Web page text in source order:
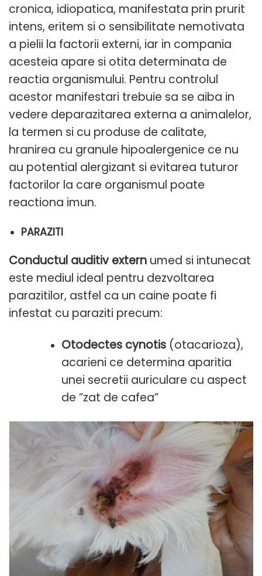
cronica, idiopatica, manifestata prin prurit
intens, eritem si o sensibilitate nemotivata
a pielii la factorii externi, iar in compania
acesteia apare si otita determinata de
reactia organismului. Pentru controlul
acestor manifestari trebuie sa se aiba in
vedere deparazitarea externa a animalelor,
la termen si cu produse de calitate,
hranirea cu granule hipoalergenice ce nu
au potential alergizant si evitarea tuturor
factorilor la care organismul poate
reactiona imun.
PARAZITI
Conductul auditiv extern umed si intunecat
este mediul ideal pentru dezvoltarea
parazitilor, astfel ca un caine poate fi
infestat cu paraziti precum:
Otodectes cynotis(otacarioza),
acarieni ce determina aparitia
unei secretii auriculare cu aspect
de ”zat de cafea”